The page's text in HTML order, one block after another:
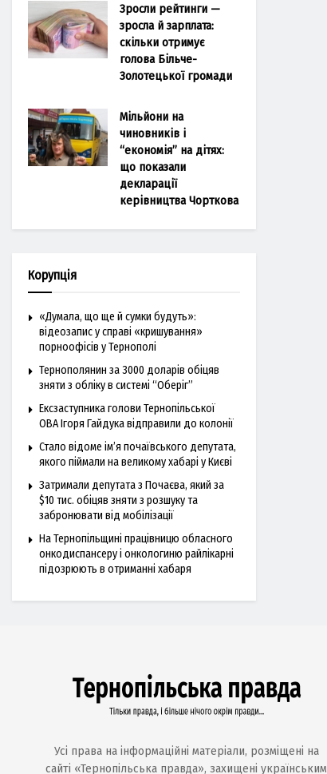
Зросли рейтинги —
зросла й зарплата:
скільки отримує
голова Більче-
Золотецької громади
Мільйони на
чиновників і
“економія” на дітях:
що показали
декларації
керівництва Чорткова
Корупція
«Думала, що ще й сумки будуть»:
відеозапис у справі «кришування»
порноофісів у Тернополі
Тернополянин за 3000 доларів обіцяв
зняти з обліку в системі “Оберіг”
Ексзаступника голови Тернопільської
ОВА Ігоря Гайдука відправили до колонії
Стало відоме ім’я почаївського депутата,
якого піймали на великому хабарі у Києві
Затримали депутата з Почаєва, який за
$10 тис. обіцяв зняти з розшуку та
забронювати від мобілізації
На Тернопільщині працівницю обласного
онкодиспансеру і онкологиню райлікарні
підозрюють в отриманні хабаря
Усі права на інформаційні матеріали, розміщені на
сайті «Тернопільська правда», захищені українським